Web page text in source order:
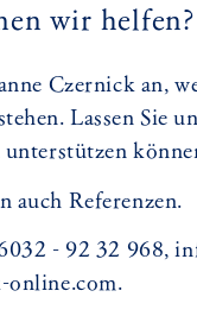
wir helfen?
Czernick an,
Lassen Sie
auch Referenzen.
- 92 32 968,
online.com.